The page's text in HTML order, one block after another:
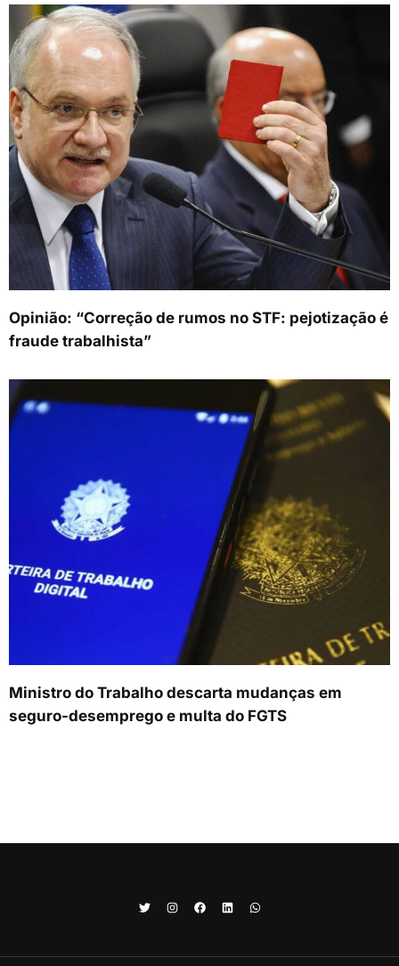
Opinião: “Correção de rumos no STF: pejotização é
fraude trabalhista”
Ministro do Trabalho descarta mudanças em
seguro-desemprego e multa do FGTS